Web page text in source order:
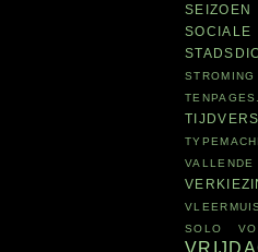
SEIZOEN
SOCIALE
STROMING
VLEERMUIS
SOLO